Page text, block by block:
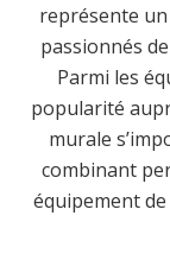
représente
passionnés
Parmi les
popularité
murale
combinant
équipement